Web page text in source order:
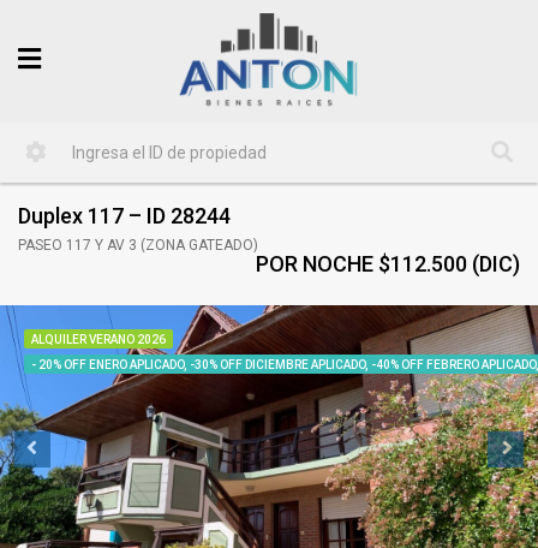
Duplex 117 – ID 28244
PASEO 117 Y AV 3 (ZONA GATEADO)
POR NOCHE $112.500 (DIC)
ALQUILER VERANO 2026
- 20% OFF ENERO APLICADO, -30% OFF DICIEMBRE APLICADO, -40% OFF FEBRERO